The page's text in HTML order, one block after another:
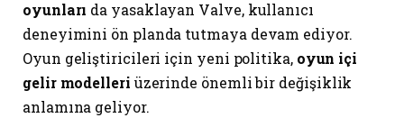
oyunları da yasaklayan Valve, kullanıcı
deneyimini ön planda tutmaya devam ediyor.
Oyun geliştiricileri için yeni politika, oyun içi
gelir modelleri üzerinde önemli bir değişiklik
anlamına geliyor.